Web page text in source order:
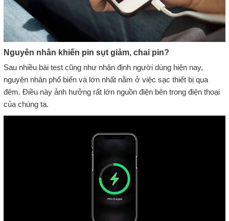
Nguyên nhân khiến pin sụt giảm, chai pin?
Sau nhiều bài test cũng như nhận định người dùng hiện nay,
nguyên nhân phổ biến và lớn nhất nằm ở việc sạc thiết bị qua
đêm. Điều này ảnh hưởng rất lớn nguồn điện bên trong điện thoại
của chúng ta.